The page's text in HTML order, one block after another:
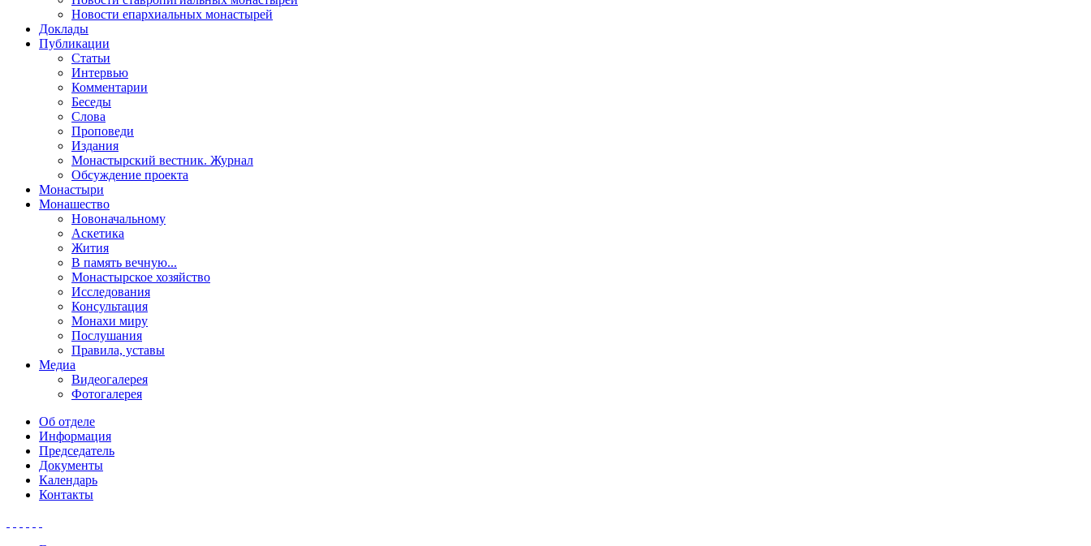
Новости епархиальных монастырей
Доклады
Публикации
Статьи
Интервью
Комментарии
Беседы
Слова
Проповеди
Издания
Монастырский вестник. Журнал
Обсуждение проекта
Монастыри
Монашество
Новоначальному
Аскетика
Жития
В память вечную...
Монастырское хозяйство
Исследования
Консультация
Монахи миру
Послушания
Правила, уставы
Медиа
Видеогалерея
Фотогалерея
Об отделе
Информация
Председатель
Документы
Календарь
Контакты